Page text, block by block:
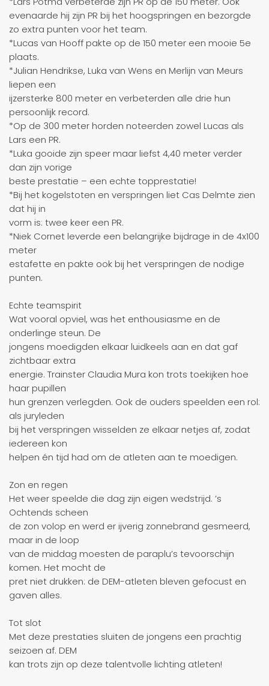
evenaarde hij zijn PR bij het hoogspringen en bezorgde
zo extra punten voor het team.
*Lucas van Hooff pakte op de 150 meter een mooie 5e
plaats.
*Julian Hendrikse, Luka van Wens en Merlijn van Meurs
liepen een
ijzersterke 800 meter en verbeterden alle drie hun
persoonlijk record.
*Op de 300 meter horden noteerden zowel Lucas als
Lars een PR.
*Luka gooide zijn speer maar liefst 4,40 meter verder
dan zijn vorige
beste prestatie – een echte topprestatie!
*Bij het kogelstoten en verspringen liet Cas Delmte zien
dat hij in
vorm is: twee keer een PR.
*Niek Cornet leverde een belangrijke bijdrage in de 4x100
meter
estafette en pakte ook bij het verspringen de nodige
punten.
Echte teamspirit
Wat vooral opviel, was het enthousiasme en de
onderlinge steun. De
jongens moedigden elkaar luidkeels aan en dat gaf
zichtbaar extra
energie. Trainster Claudia Mura kon trots toekijken hoe
haar pupillen
hun grenzen verlegden. Ook de ouders speelden een rol:
als juryleden
bij het verspringen wisselden ze elkaar netjes af, zodat
iedereen kon
helpen én tijd had om de atleten aan te moedigen.
Zon en regen
Het weer speelde die dag zijn eigen wedstrijd. ’s
Ochtends scheen
de zon volop en werd er ijverig zonnebrand gesmeerd,
maar in de loop
van de middag moesten de paraplu’s tevoorschijn
komen. Het mocht de
pret niet drukken: de DEM-atleten bleven gefocust en
gaven alles.
Tot slot
Met deze prestaties sluiten de jongens een prachtig
seizoen af. DEM
kan trots zijn op deze talentvolle lichting atleten!